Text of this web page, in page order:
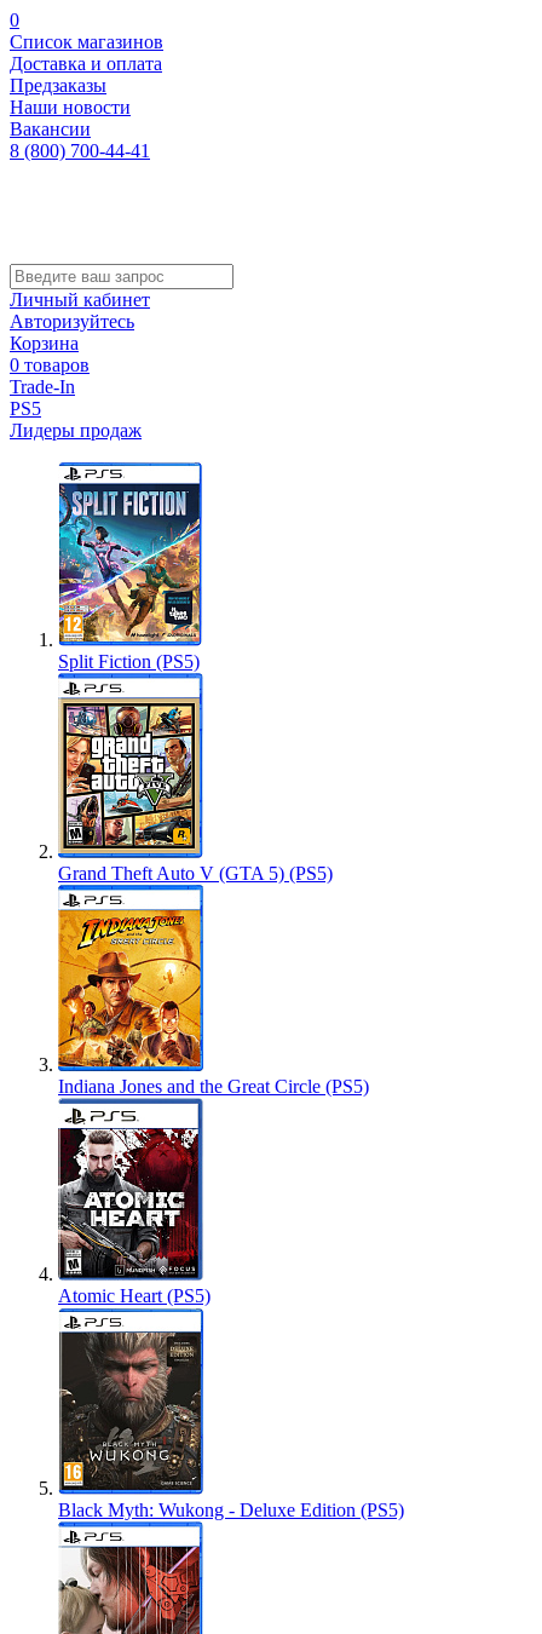
0
Список магазинов
Доставка и оплата
Предзаказы
Наши новости
Вакансии
8 (800) 700-44-41
Личный кабинет
Авторизуйтесь
Корзина
0 товаров
Trade-In
PS5
Лидеры продаж
Split Fiction (PS5)
Grand Theft Auto V (GTA 5) (PS5)
Indiana Jones and the Great Circle (PS5)
Atomic Heart (PS5)
Black Myth: Wukong - Deluxe Edition (PS5)